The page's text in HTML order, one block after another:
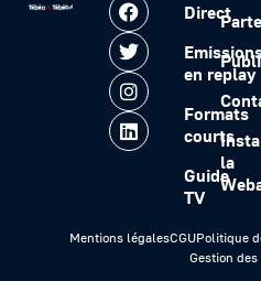
Direct
en replay
Formats
courts
Guide
TV
la
Mentions légalesCGUPolitique
Gestion des